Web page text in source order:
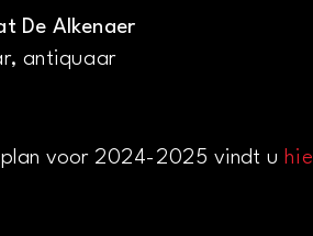
De Alkenaer
antiquaar
voor 2024-2025 vindt u